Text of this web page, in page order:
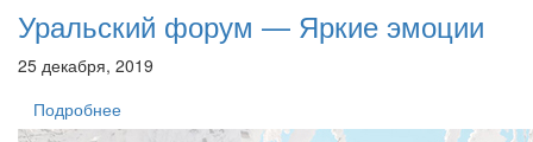
Уральский форум — Яркие эмоции
25 декабря, 2019
Подробнее